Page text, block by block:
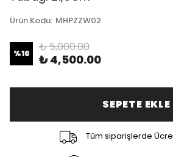
Ürün Kodu: MHPZZW02
%10 ₺ 5,000.00
₺ 4,500.00
SEPETE EKLE
Tüm siparişlerde